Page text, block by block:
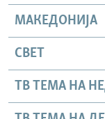
МАКЕДОНИЈА
СВЕТ
ТВ ТЕМА НА